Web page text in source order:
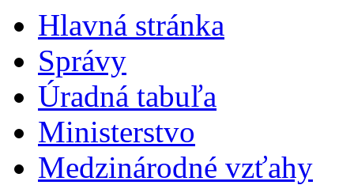
Hlavná stránka
Správy
Úradná tabuľa
Ministerstvo
Medzinárodné vzťahy